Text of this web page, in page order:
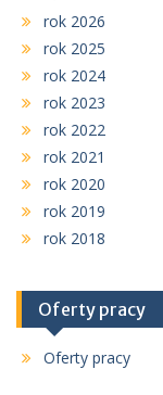
rok 2026
rok 2025
rok 2024
rok 2023
rok 2022
rok 2021
rok 2020
rok 2019
rok 2018
Oferty pracy
Oferty pracy